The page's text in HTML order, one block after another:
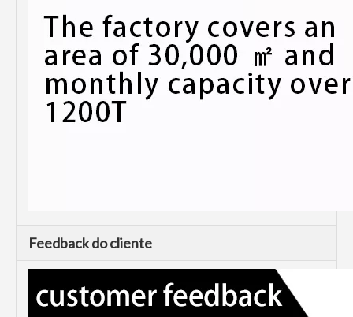
Feedback do cliente